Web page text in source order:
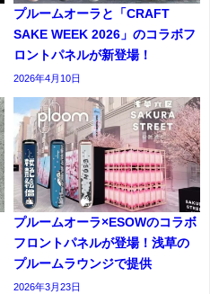
プルームオーラと「CRAFT
SAKE WEEK 2026」のコラボフ
ロントパネルが新登場！
2026年4月10日
プルームオーラ×ESOWのコラボ
フロントパネルが登場！浅草の
プルームラウンジで提供
2026年3月23日